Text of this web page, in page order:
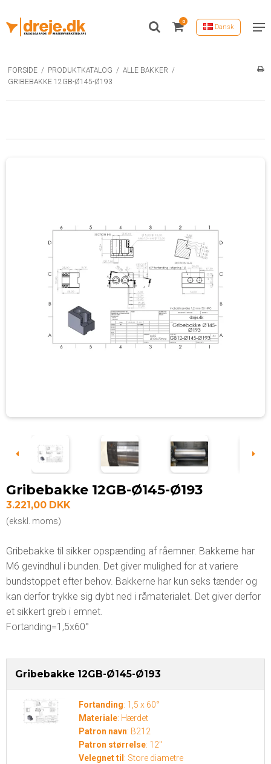
0
Dansk
FORSIDE / PRODUKTKATALOG / ALLE BAKKER /
GRIBEBAKKE 12GB-Ø145-Ø193
Gribebakke 12GB-Ø145-Ø193
3.221,00 DKK
(ekskl. moms)
Gribebakke til sikker opspænding af råemner. Bakkerne har
M6 gevindhul i bunden. Det giver mulighed for at variere
bundstoppet efter behov. Bakkerne har kun seks tænder og
kan derfor trykke sig dybt ned i råmaterialet. Det giver derfor
et sikkert greb i emnet.
Fortanding=1,5x60°
Gribebakke 12GB-Ø145-Ø193
Fortanding: 1,5 x 60°
Materiale: Hærdet
Patron navn: B212
Patron størrelse: 12"
Velegnet til : Store diametre